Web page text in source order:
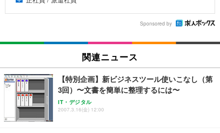
Sponsored by
関連ニュース
【特別企画】新ビジネスツール使いこなし（第
3回）〜文書を簡単に整理するには〜
IT・デジタル
2007.3.16(金) 12:00